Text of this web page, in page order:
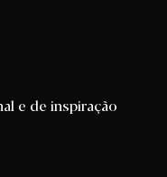
e de inspiração